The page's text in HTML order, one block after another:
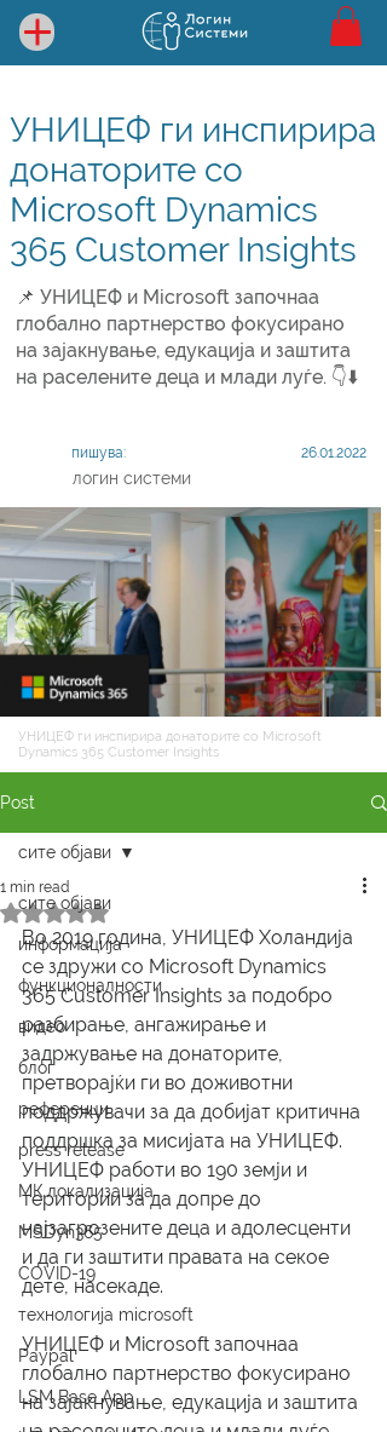
УНИЦЕФ ги инспирира
донаторите со
Microsoft Dynamics
365 Customer Insights
📌 УНИЦЕФ и Microsoft започнаа
глобално партнерство фокусирано
на зајакнување, едукација и заштита
на раселените деца и млади луѓе. 👇⬇️
пишува: 26.01.2022
логин системи
УНИЦЕФ ги инспирира донаторите со Microsoft
Dynamics 365 Customer Insights
Post
сите објави
информација
функционалности
видео
блог
референци
press release
МК локализација
MSDyn365
COVID-19
технологија microsoft
Paypal
LSM Base App
сите објави
1 min read
Rated NaN out of 5 stars.
Во 2019 година, УНИЦЕФ Холандија
се здружи со Microsoft Dynamics
365 Customer Insights за подобро
разбирање, ангажирање и
задржување на донаторите,
претворајќи ги во доживотни
поддржувачи за да добијат критична
поддршка за мисијата на УНИЦЕФ.
УНИЦЕФ работи во 190 земји и
територии за да допре до
најзагрозените деца и адолесценти
и да ги заштити правата на секое
дете, насекаде.
УНИЦЕФ и Microsoft започнаа
глобално партнерство фокусирано
на зајакнување, едукација и заштита